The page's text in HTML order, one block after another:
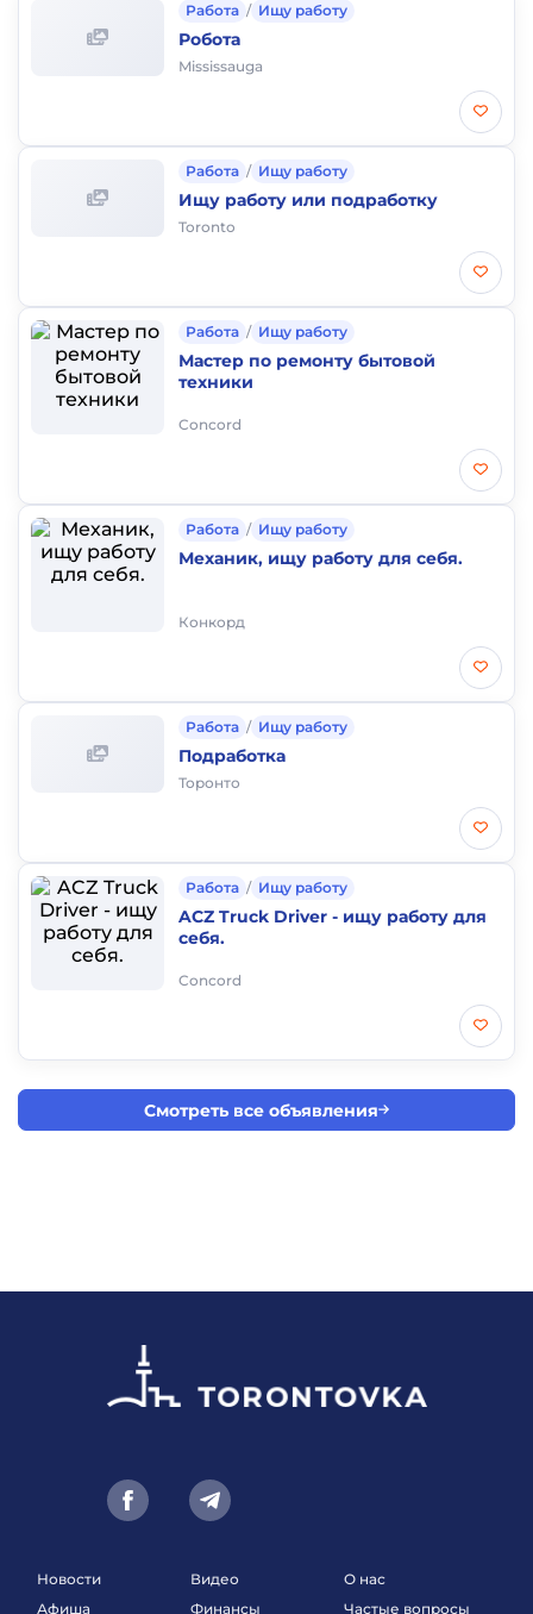
Работа / Ищу работу
Робота
Mississauga
Работа / Ищу работу
Ищу работу или подработку
Toronto
Работа / Ищу работу
Мастер по ремонту бытовой
техники
Concord
Работа / Ищу работу
Механик, ищу работу для себя.
Конкорд
Работа / Ищу работу
Подработка
Торонто
Работа / Ищу работу
ACZ Truck Driver - ищу работу для
себя.
Concord
Смотреть все объявления
Новости
Афиша
Видео
Финансы
О нас
Частые вопросы